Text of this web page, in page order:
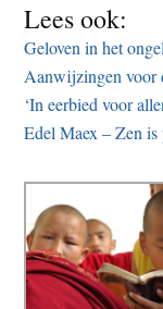
Lees ook:
Geloven in het
Aanwijzingen voor
‘In eerbied voor
Edel Maex – Zen